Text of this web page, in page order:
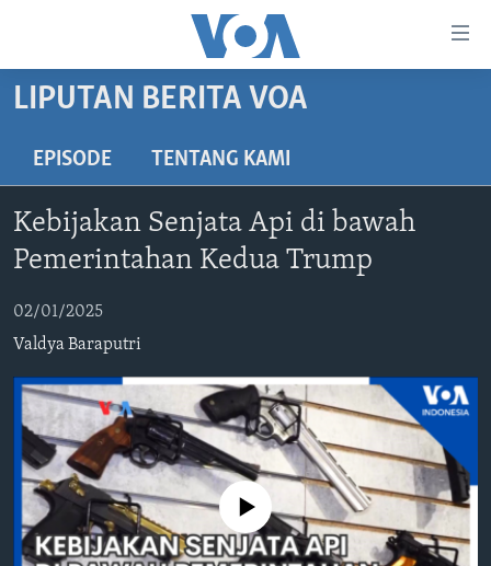
Akses
Utama
Lanjut
ke
Utama
Lanjut
Pencarian
DUNIA
POLYGRAPH
DAFTAR PROGRAM
Learning English
IKUTI KAMI
Bahasa-bahasa
LIPUTAN BERITA VOA
EPISODE TENTANG KAMI
Kebijakan Senjata Api di bawah
Pemerintahan Kedua Trump
02/01/2025
Valdya Baraputri
No media source currently available